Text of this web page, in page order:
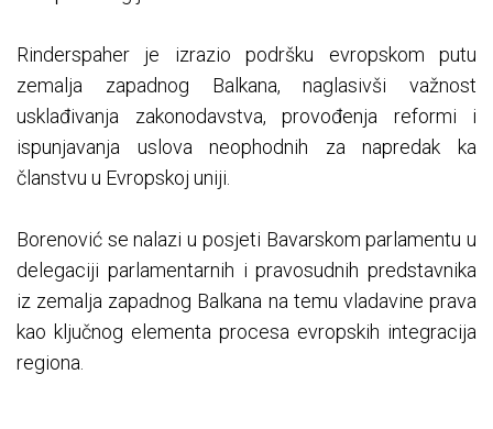
Rinderspaher je izrazio podršku evropskom putu
zemalja zapadnog Balkana, naglasivši važnost
usklađivanja zakonodavstva, provođenja reformi i
ispunjavanja uslova neophodnih za napredak ka
članstvu u Evropskoj uniji.
Borenović se nalazi u posjeti Bavarskom parlamentu u
delegaciji parlamentarnih i pravosudnih predstavnika
iz zemalja zapadnog Balkana na temu vladavine prava
kao ključnog elementa procesa evropskih integracija
regiona.